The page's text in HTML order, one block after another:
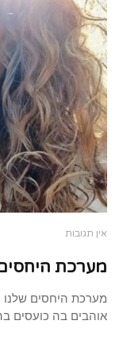
אין תגובות
מערכת
מערכת היחסים שלנו
אוהבים בה כועסים